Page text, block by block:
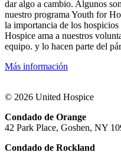
dar algo a cambio. Algunos
nuestro programa Youth for
la importancia de los
Hospice ama a nuestros
equipo. y lo hacen parte del
Más información
© 2026 United Hospice
Condado de Orange
42 Park Place, Goshen, NY
Condado de Rockland